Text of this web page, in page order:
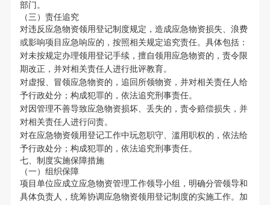
部门。
（三）责任追究
对违反应急物资领用登记制度规定，造成应急物资损失、浪费
或影响项目应急响应的，按照相关规定追究责任。具体包括：
对未按规定办理领用登记手续，擅自领用应急物资的，责令限
期改正，并对相关责任人进行批评教育。
对虚报、冒领应急物资的，追回所领物资，并对相关责任人给
予行政处分；构成犯罪的，依法追究刑事责任。
对因管理不善导致应急物资损坏、丢失的，责令赔偿损失，并
对相关责任人进行问责。
对在应急物资领用登记工作中玩忽职守、滥用职权的，依法给
予行政处分；构成犯罪的，依法追究刑事责任。
七、制度实施保障措施
（一）组织保障
项目单位应成立应急物资管理工作领导小组，明确分管领导和
具体负责人，统筹协调应急物资领用登记制度的实施工作。加